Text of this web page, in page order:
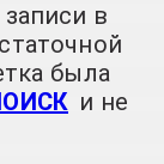
в
была
и не